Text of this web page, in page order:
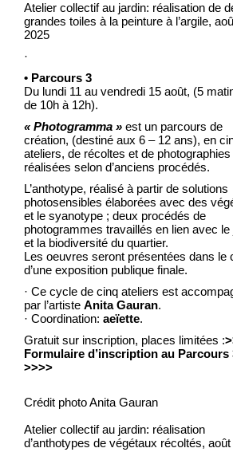
Atelier collectif au jardin: réalisation de
grandes toiles à la peinture à l’argile,
2025
·
• Parcours 3
Du lundi 11 au vendredi 15 août, (5
de 10h à 12h).
« Photogramma » est un parcours de
création, (destiné aux 6 – 12 ans), en
ateliers, de récoltes et de photographies
réalisées selon d’anciens procédés.
L’anthotype, réalisé à partir de solutions
photosensibles élaborées avec des
et le syanotype ; deux procédés de
photogrammes travaillés en lien avec le
et la biodiversité du quartier.
Les oeuvres seront présentées dans le
d’une exposition publique finale.
· Ce cycle de cinq ateliers est
par l’artiste Anita Gauran.
· Coordination: aeïette.
Gratuit sur inscription, places limitées :
Formulaire d’inscription au Parcours
>>>>
Crédit photo Anita Gauran
Atelier collectif au jardin: réalisation
d’anthotypes de végétaux récoltés,